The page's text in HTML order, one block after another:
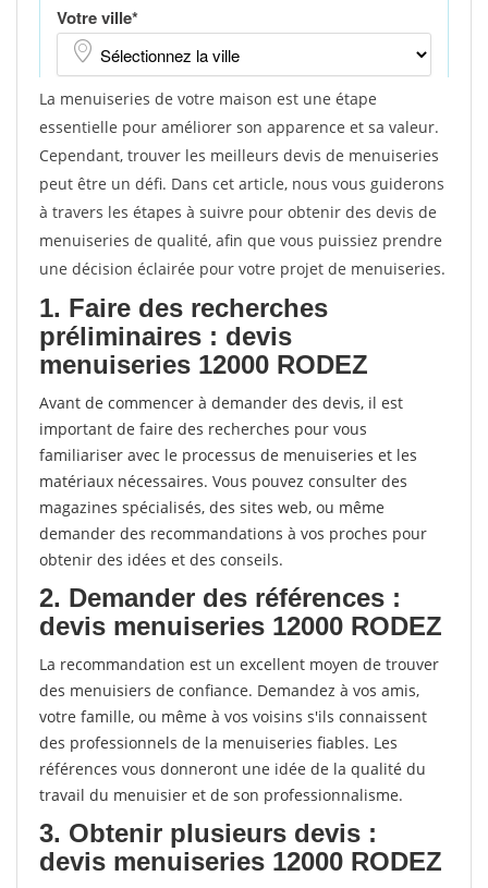
La menuiseries de votre maison est une étape
essentielle pour améliorer son apparence et sa valeur.
Cependant, trouver les meilleurs devis de menuiseries
peut être un défi. Dans cet article, nous vous guiderons
à travers les étapes à suivre pour obtenir des devis de
menuiseries de qualité, afin que vous puissiez prendre
une décision éclairée pour votre projet de menuiseries.
1. Faire des recherches
préliminaires : devis
menuiseries 12000 RODEZ
Avant de commencer à demander des devis, il est
important de faire des recherches pour vous
familiariser avec le processus de menuiseries et les
matériaux nécessaires. Vous pouvez consulter des
magazines spécialisés, des sites web, ou même
demander des recommandations à vos proches pour
obtenir des idées et des conseils.
2. Demander des références :
devis menuiseries 12000 RODEZ
La recommandation est un excellent moyen de trouver
des menuisiers de confiance. Demandez à vos amis,
votre famille, ou même à vos voisins s'ils connaissent
des professionnels de la menuiseries fiables. Les
références vous donneront une idée de la qualité du
travail du menuisier et de son professionnalisme.
3. Obtenir plusieurs devis :
devis menuiseries 12000 RODEZ